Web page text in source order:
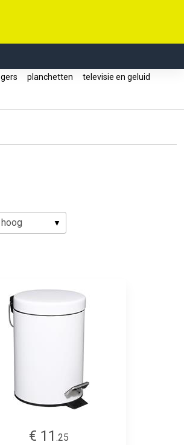
planchetten
televisie en geluid
€ 11 .25